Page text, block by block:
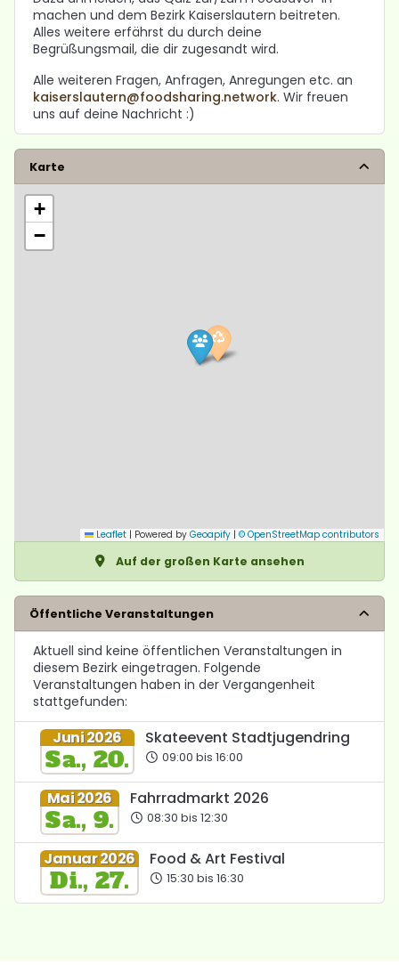
machen und dem Bezirk Kaiserslautern beitreten.
Alles weitere erfährst du durch deine
Begrüßungsmail, die dir zugesandt wird.
Alle weiteren Fragen, Anfragen, Anregungen etc. an
kaiserslautern@foodsharing.network. Wir freuen
uns auf deine Nachricht :)
Karte
+
−
Leaflet | Powered by Geoapify | © OpenStreetMap contributors
Auf der großen Karte ansehen
Öffentliche Veranstaltungen
Aktuell sind keine öffentlichen Veranstaltungen in
diesem Bezirk eingetragen. Folgende
Veranstaltungen haben in der Vergangenheit
stattgefunden:
Juni 2026
Sa., 20.
Skateevent Stadtjugendring
09:00 bis 16:00
Mai 2026
Sa., 9.
Fahrradmarkt 2026
08:30 bis 12:30
Januar 2026
Di., 27.
Food & Art Festival
15:30 bis 16:30